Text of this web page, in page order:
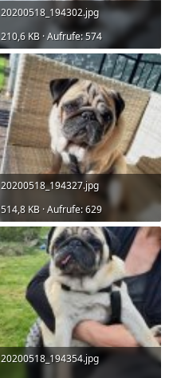
20200518_194302.jpg
210,6 KB · Aufrufe: 574
20200518_194327.jpg
514,8 KB · Aufrufe: 629
20200518_194354.jpg